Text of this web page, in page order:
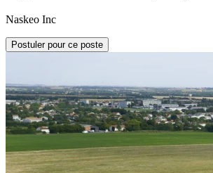
Naskeo Inc
Postuler pour ce poste